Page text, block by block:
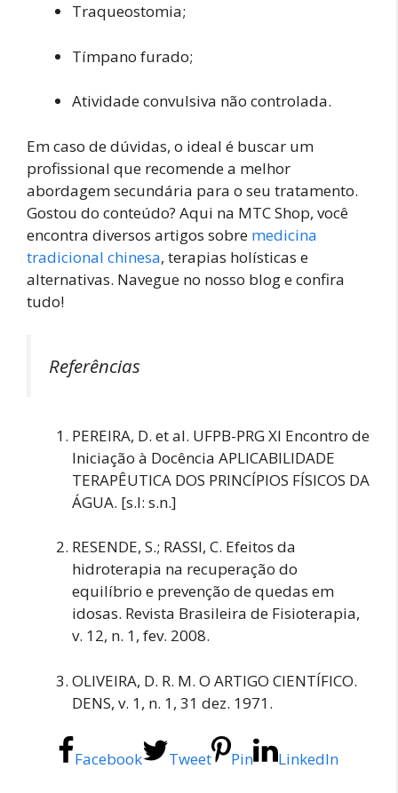
Traqueostomia;
Tímpano furado;
Atividade convulsiva não controlada.
Em caso de dúvidas, o ideal é buscar um
profissional que recomende a melhor
abordagem secundária para o seu tratamento.
Gostou do conteúdo? Aqui na MTC Shop, você
encontra diversos artigos sobre medicina
tradicional chinesa, terapias holísticas e
alternativas. Navegue no nosso blog e confira
tudo!
Referências
PEREIRA, D. et al. UFPB-PRG XI Encontro de
Iniciação à Docência APLICABILIDADE
TERAPÊUTICA DOS PRINCÍPIOS FÍSICOS DA
ÁGUA. [s.l: s.n.]
RESENDE, S.; RASSI, C. Efeitos da
hidroterapia na recuperação do
equilíbrio e prevenção de quedas em
idosas. Revista Brasileira de Fisioterapia,
v. 12, n. 1, fev. 2008.
OLIVEIRA, D. R. M. O ARTIGO CIENTÍFICO.
DENS, v. 1, n. 1, 31 dez. 1971.
Facebook Tweet Pin LinkedIn